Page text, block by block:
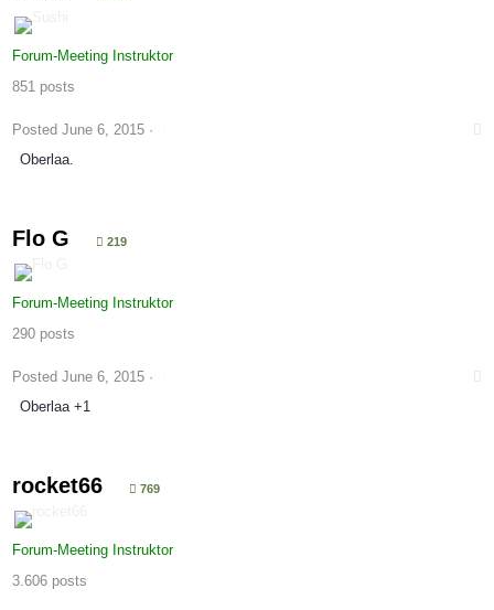
Forum-Meeting Instruktor
851 posts
Posted June 6, 2015 ·
Oberlaa.
Flo G 219
Forum-Meeting Instruktor
290 posts
Posted June 6, 2015 ·
Oberlaa +1
rocket66 769
Forum-Meeting Instruktor
3.606 posts